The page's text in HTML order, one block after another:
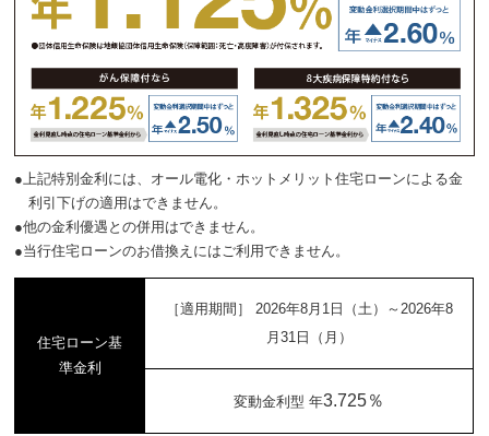
●上記特別金利には、オール電化・ホットメリット住宅ローンによる金
利引下げの適用はできません。
●他の金利優遇との併用はできません。
●当行住宅ローンのお借換えにはご利用できません。
住宅ローン基
準金利
［適用期間］ 2026年8月1日（土）～2026年8
月31日（月）
変動金利型 年3.725％